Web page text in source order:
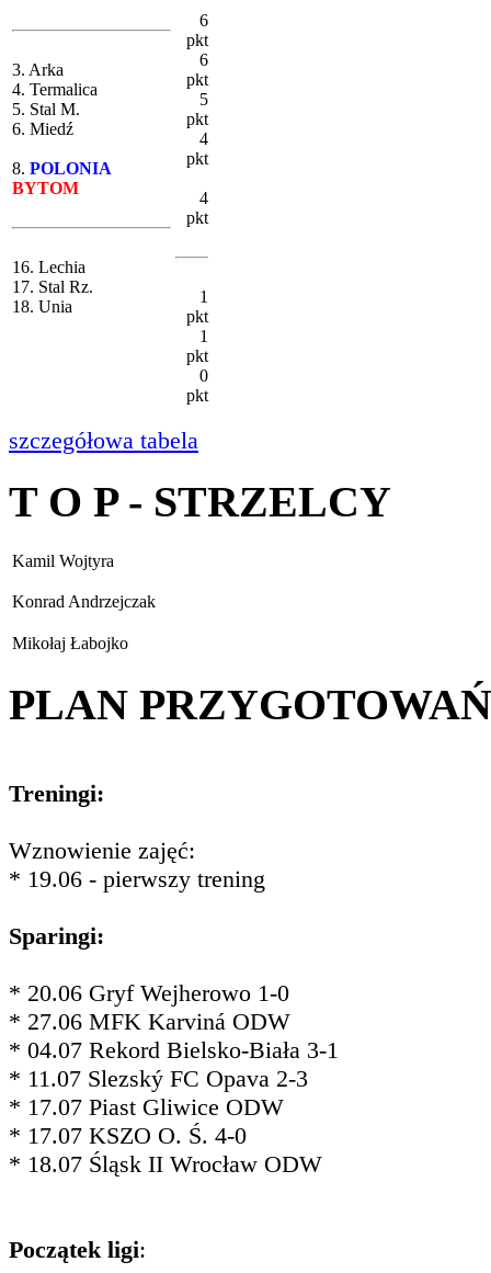
3. Arka
4. Termalica
5. Stal M.
6. Miedź
8. POLONIA
BYTOM
16. Lechia
17. Stal Rz.
18. Unia
6
pkt
6
pkt
5
pkt
4
pkt
4
pkt
1
pkt
1
pkt
0
pkt
szczegółowa tabela
T O P - STRZELCY
Kamil Wojtyra
Konrad Andrzejczak
Mikołaj Łabojko
PLAN PRZYGOTOWAŃ
Treningi:
Wznowienie zajęć:
* 19.06 - pierwszy trening
Sparingi:
* 20.06 Gryf Wejherowo 1-0
* 27.06 MFK Karviná ODW
* 04.07 Rekord Bielsko-Biała 3-1
* 11.07 Slezský FC Opava 2-3
* 17.07 Piast Gliwice ODW
* 17.07 KSZO O. Ś. 4-0
* 18.07 Śląsk II Wrocław ODW
Początek ligi: